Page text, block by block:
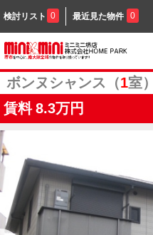
検討リスト 0 最近見た物件 0
ボンヌシャンス（1室）
賃料 8.3万円